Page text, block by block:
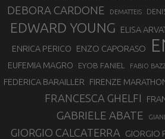
DEBORA CARDONE DEMATTEIS
EDWARD YOUNG ELISA
ENRICA PERICO ENZO CAPORASO
EUFEMIA MAGRO EYOB FANIEL FABIO
FEDERICA BARAILLER FIRENZE
FRANCESCA GHELFI
GABRIELE ABATE
GIORGIO CALCATERRA GIORGIO